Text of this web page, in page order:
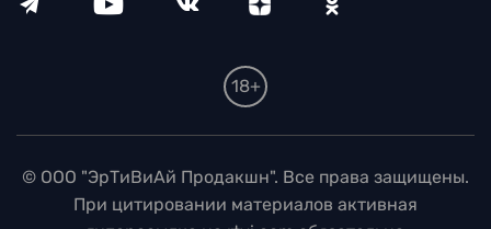
18+
© ООО "ЭрТиВиАй Продакшн". Все права защищены.
При цитировании материалов активная